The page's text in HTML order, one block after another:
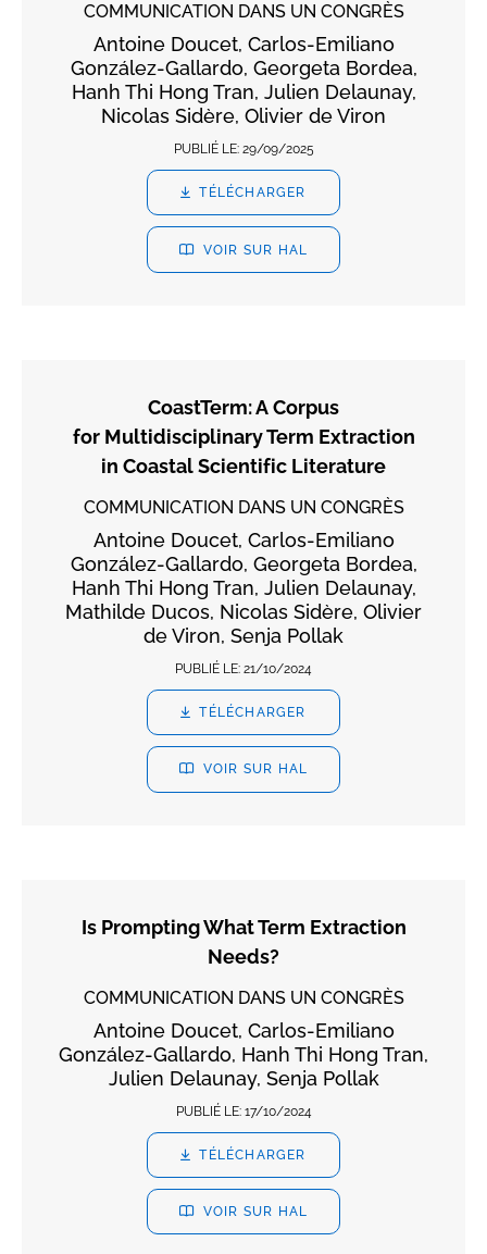
COMMUNICATION DANS UN CONGRÈS
Antoine Doucet, Carlos-Emiliano
González-Gallardo, Georgeta Bordea,
Hanh Thi Hong Tran, Julien Delaunay,
Nicolas Sidère, Olivier de Viron
PUBLIÉ LE: 29/09/2025
TÉLÉCHARGER
VOIR SUR HAL
CoastTerm: A Corpus
for Multidisciplinary Term Extraction
in Coastal Scientific Literature
COMMUNICATION DANS UN CONGRÈS
Antoine Doucet, Carlos-Emiliano
González-Gallardo, Georgeta Bordea,
Hanh Thi Hong Tran, Julien Delaunay,
Mathilde Ducos, Nicolas Sidère, Olivier
de Viron, Senja Pollak
PUBLIÉ LE: 21/10/2024
TÉLÉCHARGER
VOIR SUR HAL
Is Prompting What Term Extraction
Needs?
COMMUNICATION DANS UN CONGRÈS
Antoine Doucet, Carlos-Emiliano
González-Gallardo, Hanh Thi Hong Tran,
Julien Delaunay, Senja Pollak
PUBLIÉ LE: 17/10/2024
TÉLÉCHARGER
VOIR SUR HAL